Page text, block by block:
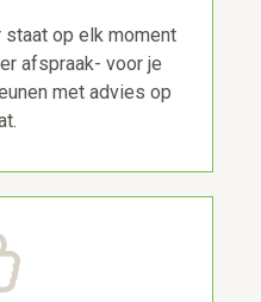
op elk moment
afspraak- voor je
met advies op